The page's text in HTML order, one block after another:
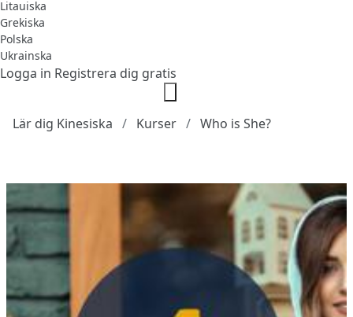
Litauiska
Grekiska
Polska
Ukrainska
Logga in Registrera dig gratis
Lär dig Kinesiska Kurser Who is She?